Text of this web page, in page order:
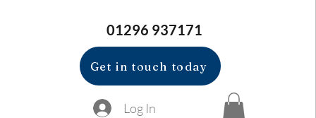
01296 937171
Get in touch today
Log In